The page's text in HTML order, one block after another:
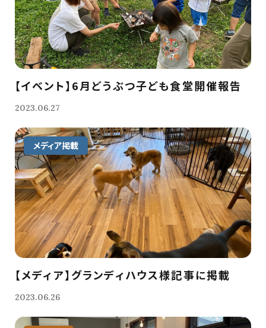
【イベント】6月どうぶつ子ども食堂開催報告
2023.06.27
メディア掲載
【メディア】グランディハウス様記事に掲載
2023.06.26